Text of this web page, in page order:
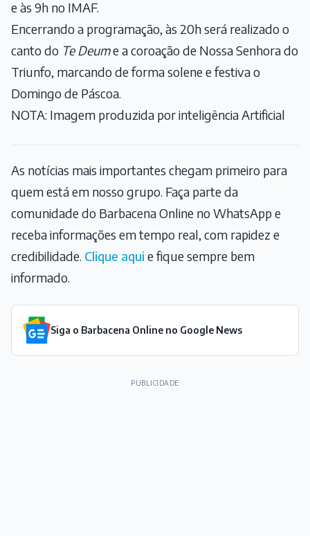
e às 9h no IMAF.
Encerrando a programação, às 20h será realizado o
canto do Te Deume a coroação de Nossa Senhora do
Triunfo, marcando de forma solene e festiva o
Domingo de Páscoa.
NOTA: Imagem produzida por inteligência Artificial
As notícias mais importantes chegam primeiro para
quem está em nosso grupo. Faça parte da
comunidade do Barbacena Online no WhatsApp e
receba informações em tempo real, com rapidez e
credibilidade. Clique aqui e fique sempre bem
informado.
Siga o Barbacena Online no Google News
PUBLICIDADE